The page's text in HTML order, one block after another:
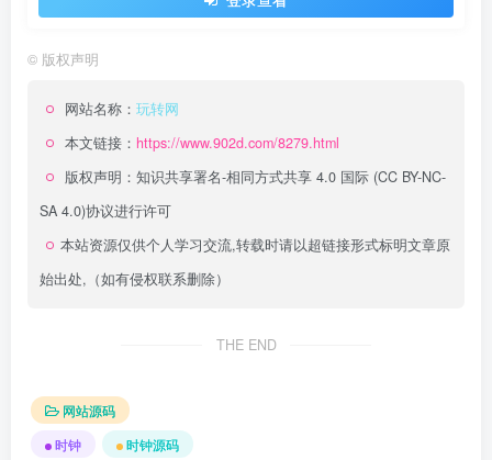
© 版权声明
网站名称： 玩转网
本文链接： https://www.902d.com/8279.html
版权声明： 知识共享署名-相同方式共享 4.0 国际 (CC BY-NC-
SA 4.0)协议进行许可
本站资源仅供个人学习交流,转载时请以超链接形式标明文章原
始出处,（如有侵权联系删除）
THE END
网站源码
时钟
时钟源码